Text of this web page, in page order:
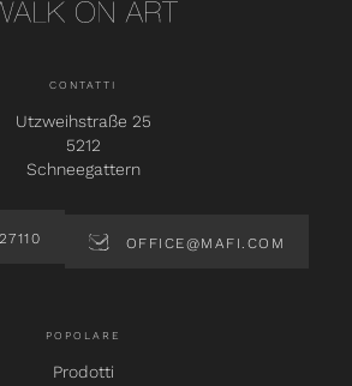
CONTATTI
Utzweihstraße 25
5212
Schneegattern
OFFICE@MAFI.COM
POPOLARE
Prodotti